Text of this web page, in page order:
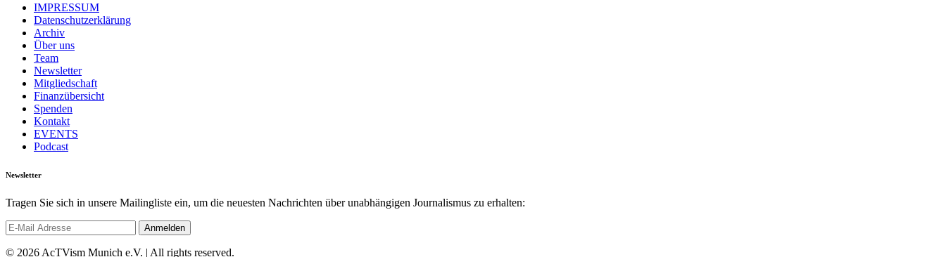
IMPRESSUM
Datenschutzerklärung
Archiv
Über uns
Team
Newsletter
Mitgliedschaft
Finanzübersicht
Spenden
Kontakt
EVENTS
Podcast
Newsletter
Tragen Sie sich in unsere Mailingliste ein, um die neuesten Nachrichten über unabhängigen Journalismus zu erhalten:
© 2026 AcTVism Munich e.V. | All rights reserved.